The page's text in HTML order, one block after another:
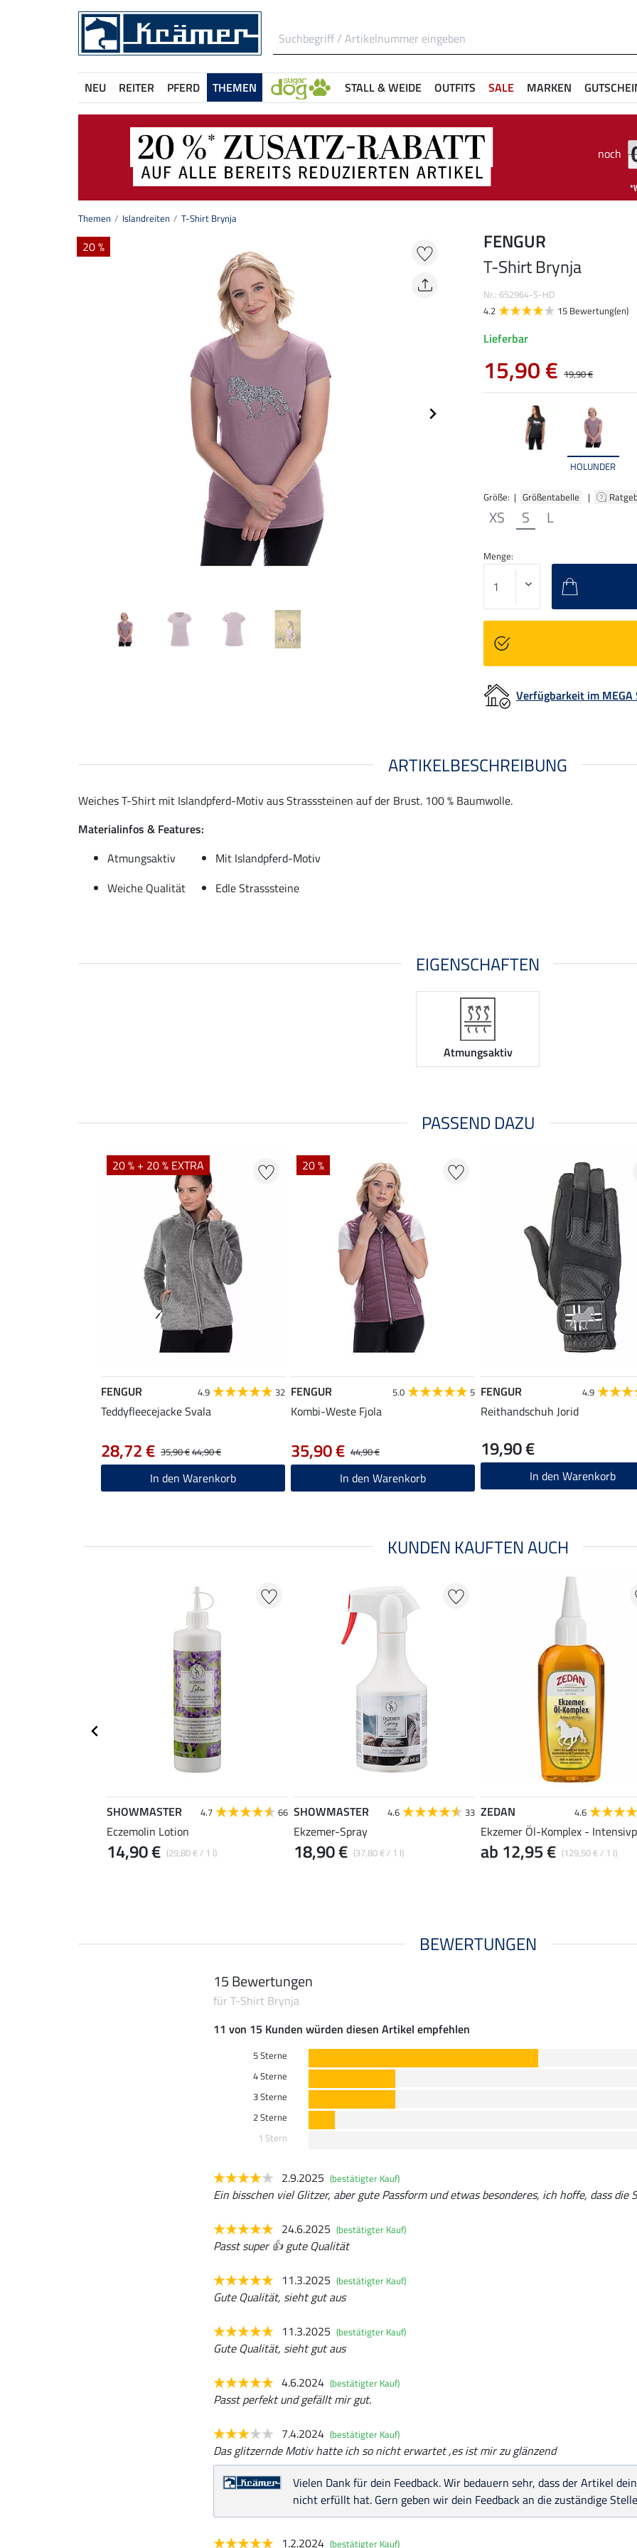
NEU REITER PFERD THEMEN STALL & WEIDE OUTFITS SALE MARKEN
noch
Themen Islandreiten T-Shirt Brynja
20 %
HOLUNDER
Größe: | Größentabelle |
XS S L
FENGUR
T-Shirt Brynja
Nr.: 652964-S-HD
4.2
15 Bewertung(en)
Lieferbar
15,90 € 19,90 €
Menge:
Verfügbarkeit im MEGA
ARTIKELBESCHREIBUNG
Weiches T-Shirt mit Islandpferd-Motiv aus Strasssteinen auf der Brust. 100 % Baumwolle.
Materialinfos & Features:
Atmungsaktiv
Mit Islandpferd-Motiv
Weiche Qualität
Edle Strasssteine
EIGENSCHAFTEN
Atmungsaktiv
PASSEND DAZU
20 % + 20 % EXTRA
FENGUR 4.9 32
Teddyfleecejacke Svala
35,90 €44,90 €
28,72 €
In den Warenkorb
20 %
FENGUR 5.0 5
Kombi-Weste Fjola
44,90 €
35,90 €
In den Warenkorb
FENGUR 4.9
Reithandschuh Jorid
19,90 €
In den Warenkorb
KUNDEN KAUFTEN AUCH
SHOWMASTER 4.7 66
Eczemolin Lotion
(29,80 € / 1 l)
14,90 €
SHOWMASTER 4.6 33
Ekzemer-Spray
(37,80 € / 1 l)
18,90 €
ZEDAN 4.6
Ekzemer Öl-Komplex -
(129,50 € / 1 l)
ab 12,95 €
BEWERTUNGEN
15 Bewertungen
für T-Shirt Brynja
11 von 15 Kunden würden diesen Artikel empfehlen
5 Sterne
4 Sterne
3 Sterne
2 Sterne
1 Stern
2.9.2025 (bestätigter Kauf)
Ein bisschen viel Glitzer, aber gute Passform und etwas besonderes, ich hoffe, dass die
24.6.2025 (bestätigter Kauf)
Passt super 👍 gute Qualität
11.3.2025 (bestätigter Kauf)
Gute Qualität, sieht gut aus
11.3.2025 (bestätigter Kauf)
Gute Qualität, sieht gut aus
4.6.2024 (bestätigter Kauf)
Passt perfekt und gefällt mir gut.
7.4.2024 (bestätigter Kauf)
Das glitzernde Motiv hatte ich so nicht erwartet ,es ist mir zu glänzend
Vielen Dank für dein Feedback. Wir bedauern sehr, dass der Artikel
nicht erfüllt hat. Gern geben wir dein Feedback an die zuständige
1.2.2024 (bestätigter Kauf)